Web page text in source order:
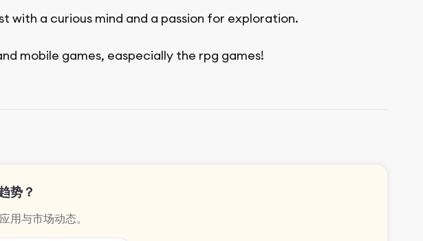
with a curious mind and a passion for exploration.
mobile games, easpecially the rpg games!
势？
用与市场动态。